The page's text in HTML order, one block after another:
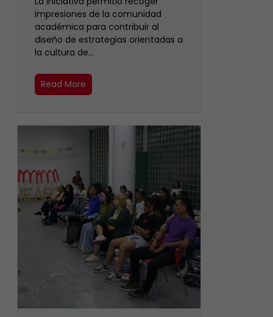
impresiones de la comunidad
académica para contribuir al
diseño de estrategias orientadas a
la cultura de…
Read More